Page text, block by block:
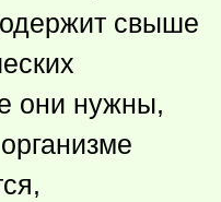
свыше
они нужны,